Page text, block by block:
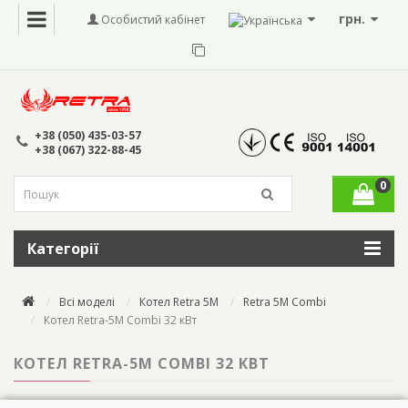
грн.
Особистий кабінет
+38 (050) 435-03-57
+38 (067) 322-88-45
0
Категорії
Всі моделі Котел Retra 5M
Retra 5M Combi
Котел Retra-5М Combi 32 кВт
КОТЕЛ RETRA-5М COMBI 32 КВТ